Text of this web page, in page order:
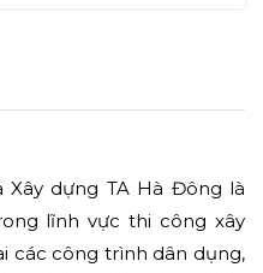
dựng TA Hà Đông là
lĩnh vực thi công xây
các công trình dân dụng,